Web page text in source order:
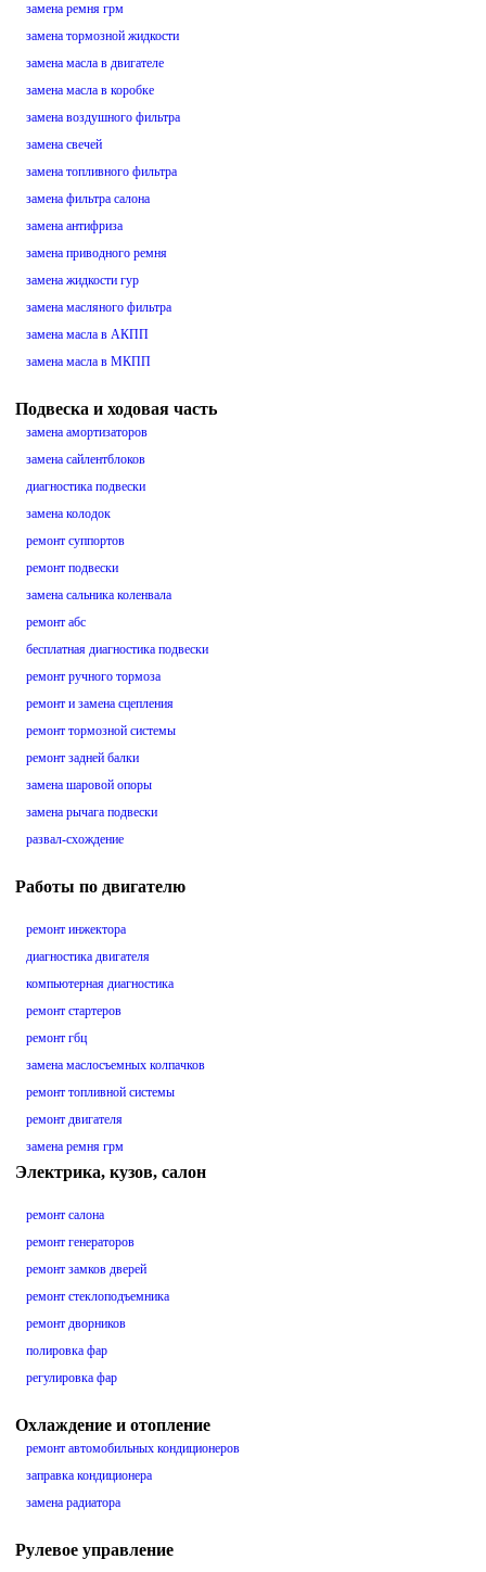
замена ремня грм
замена тормозной жидкости
замена масла в двигателе
замена масла в коробке
замена воздушного фильтра
замена свечей
замена топливного фильтра
замена фильтра салона
замена антифриза
замена приводного ремня
замена жидкости гур
замена масляного фильтра
замена масла в АКПП
замена масла в МКПП
Подвеска и ходовая часть
замена амортизаторов
замена сайлентблоков
диагностика подвески
замена колодок
ремонт суппортов
ремонт подвески
замена сальника коленвала
ремонт абс
бесплатная диагностика подвески
ремонт ручного тормоза
ремонт и замена сцепления
ремонт тормозной системы
ремонт задней балки
замена шаровой опоры
замена рычага подвески
развал-схождение
Работы по двигателю
ремонт инжектора
диагностика двигателя
компьютерная диагностика
ремонт стартеров
ремонт гбц
замена маслосъемных колпачков
ремонт топливной системы
ремонт двигателя
замена ремня грм
Электрика, кузов, салон
ремонт салона
ремонт генераторов
ремонт замков дверей
ремонт стеклоподъемника
ремонт дворников
полировка фар
регулировка фар
Охлаждение и отопление
ремонт автомобильных кондиционеров
заправка кондиционера
замена радиатора
Рулевое управление